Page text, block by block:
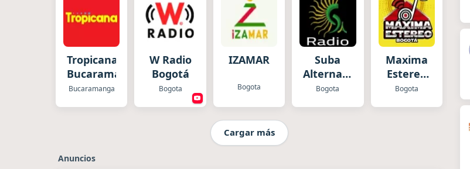
Tropicana
Bucaramanga
Bucaramanga
W Radio
Bogotá
Bogota
IZAMAR
Bogota
Suba
Alternativa
Estereo
Bogota
Maxima
Estereo
Bogotá
Bogota
Cargar más
Anuncios